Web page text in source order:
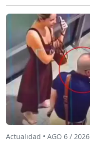
Actualidad • AGO 6 / 2026